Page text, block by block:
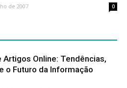
de 2007 0
Artigos Online: Tendências,
o Futuro da Informação